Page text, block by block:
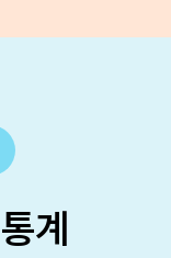
계